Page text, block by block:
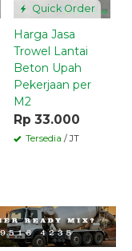
Quick Order
Harga Jasa
Trowel Lantai
Beton Upah
Pekerjaan per
M2
Rp 33.000
Tersedia / JT